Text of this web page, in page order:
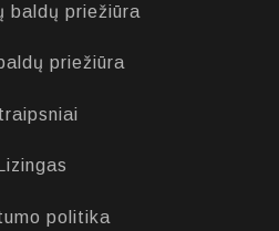
baldų priežiūra
priežiūra
Lizingas
politika